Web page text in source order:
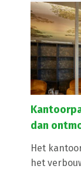
dan
Het
het